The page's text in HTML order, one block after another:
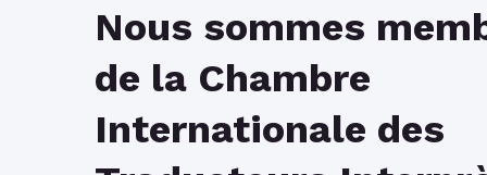
Nous sommes
de la Chambre
Internationale des